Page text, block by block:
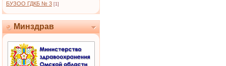
БУЗОО ГДКБ № 3 [1]
Минздрав